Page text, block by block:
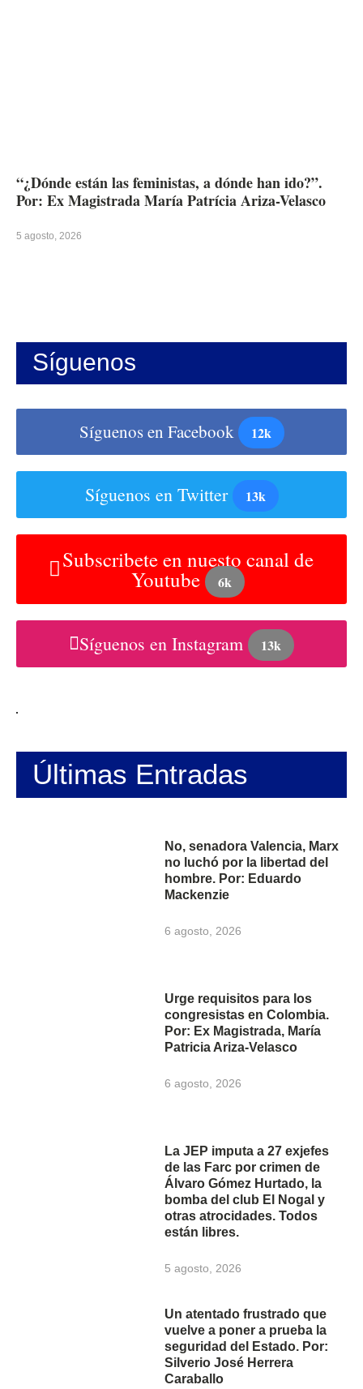
“¿Dónde están las feministas, a dónde han ido?”.
Por: Ex Magistrada María Patrícia Ariza-Velasco
5 agosto, 2026
Síguenos
Síguenos en Facebook 12k
Síguenos en Twitter 13k
Subscribete en nuesto canal de
Youtube 6k
Síguenos en Instagram 13k
Últimas Entradas
No, senadora Valencia, Marx
no luchó por la libertad del
hombre. Por: Eduardo
Mackenzie
6 agosto, 2026
Urge requisitos para los
congresistas en Colombia.
Por: Ex Magistrada, María
Patricia Ariza-Velasco
6 agosto, 2026
La JEP imputa a 27 exjefes
de las Farc por crimen de
Álvaro Gómez Hurtado, la
bomba del club El Nogal y
otras atrocidades. Todos
están libres.
5 agosto, 2026
Un atentado frustrado que
vuelve a poner a prueba la
seguridad del Estado. Por:
Silverio José Herrera
Caraballo